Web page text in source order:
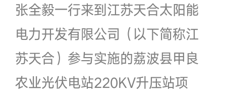
张全毅一行来到江苏天合太阳能
电力开发有限公司（以下简称江
苏天合）参与实施的荔波县甲良
农业光伏电站220KV升压站项